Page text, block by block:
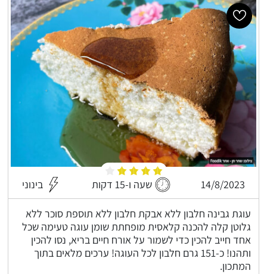
14/8/2023 שעה ו-15 דקות בינוני
עוגת גבינה חלבון ללא אבקת חלבון ללא תוספת סוכר ללא
גלוטן קלה להכנה קלאסית מופחתת שומן עוגה טעימה שכל
אחד חייב להכין כדי לשמור על אורח חיים בריא, נסו להכין
ותהנו! כ-151 גרם חלבון לכל העוגה! ערכים מלאים בתוך
המתכון.